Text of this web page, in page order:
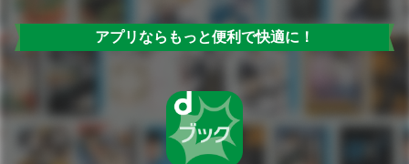
アプリならもっと便利で快適に！